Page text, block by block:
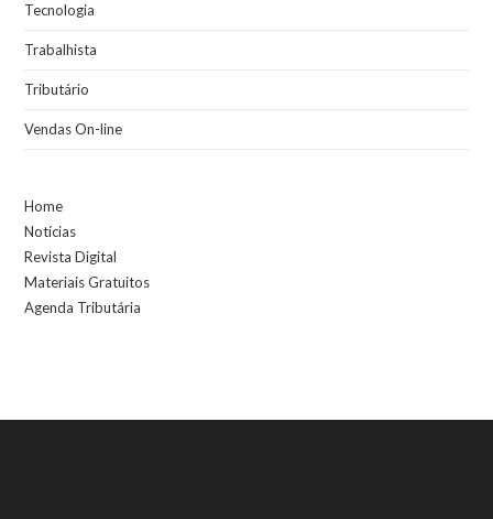
Tecnologia
Trabalhista
Tributário
Vendas On-line
Home
Notícias
Revista Digital
Materiais Gratuitos
Agenda Tributária